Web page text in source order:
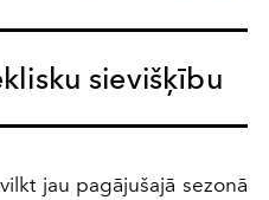
sievišķību
jau pagājušajā sezonā